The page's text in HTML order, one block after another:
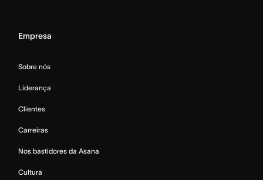
Empresa
Sobre nós
Liderança
Clientes
Carreiras
Nos bastidores da Asana
Cultura